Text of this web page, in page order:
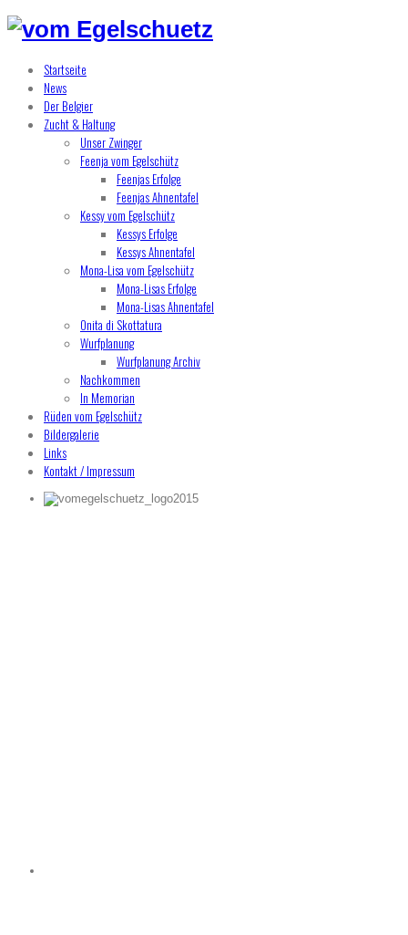
Startseite
News
Der Belgier
Zucht & Haltung
Unser Zwinger
Feenja vom Egelschütz
Feenjas Erfolge
Feenjas Ahnentafel
Kessy vom Egelschütz
Kessys Erfolge
Kessys Ahnentafel
Mona-Lisa vom Egelschütz
Mona-Lisas Erfolge
Mona-Lisas Ahnentafel
Onita di Skottatura
Wurfplanung
Wurfplanung Archiv
Nachkommen
In Memorian
Rüden vom Egelschütz
Bildergalerie
Links
Kontakt / Impressum